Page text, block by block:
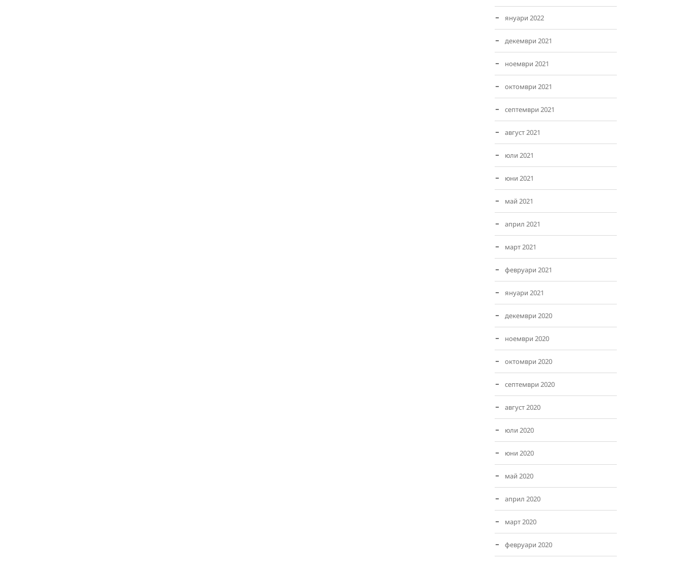
януари 2022
декември 2021
ноември 2021
октомври 2021
септември 2021
август 2021
юли 2021
юни 2021
май 2021
април 2021
март 2021
февруари 2021
януари 2021
декември 2020
ноември 2020
октомври 2020
септември 2020
август 2020
юли 2020
юни 2020
май 2020
април 2020
март 2020
февруари 2020